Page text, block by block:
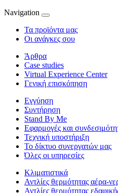
Navigation
Τα προϊόντα μας
Οι ανάγκες σου
Άρθρα
Case studies
Virtual Experience Center
Γενική επισκόπηση
Εγγύηση
Συντήρηση
Stand By Me
Εφαρμογές και
Τεχνική υποστήριξη
Το δίκτυο συνεργατών μας
Όλες οι υπηρεσίες
Κλιματιστικά
Αντλίες θερμότητας αέρα-
Αντλίες θερμότητας